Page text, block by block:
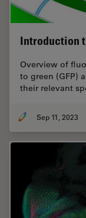
Introduction
Overview of
to green (GFP)
their relevant
Sep 11, 2023